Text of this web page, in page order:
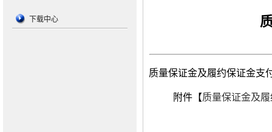
下载中心
质量保证金及履约保证金支
附件【质量保证金及